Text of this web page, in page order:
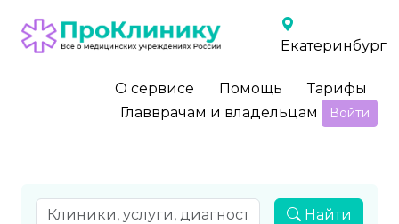
Екатеринбург
О сервисе Помощь
Тарифы
Главврачам и владельцам
Войти
Найти